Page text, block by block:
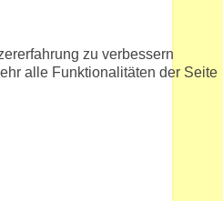
zu verbessern
alle Funktionalitäten der Seite